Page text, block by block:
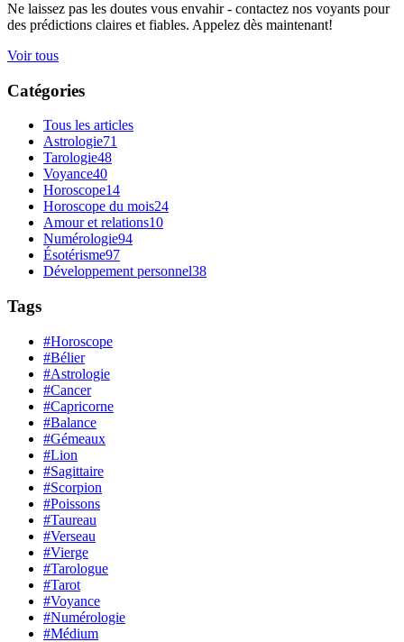
Ne laissez pas les doutes vous envahir - contactez nos voyants pour
des prédictions claires et fiables. Appelez dès maintenant!
Voir tous
Catégories
Tous les articles
Astrologie71
Tarologie48
Voyance40
Horoscope14
Horoscope du mois24
Amour et relations10
Numérologie94
Ésotérisme97
Développement personnel38
Tags
#Horoscope
#Bélier
#Astrologie
#Cancer
#Capricorne
#Balance
#Gémeaux
#Lion
#Sagittaire
#Scorpion
#Poissons
#Taureau
#Verseau
#Vierge
#Tarologue
#Tarot
#Voyance
#Numérologie
#Médium